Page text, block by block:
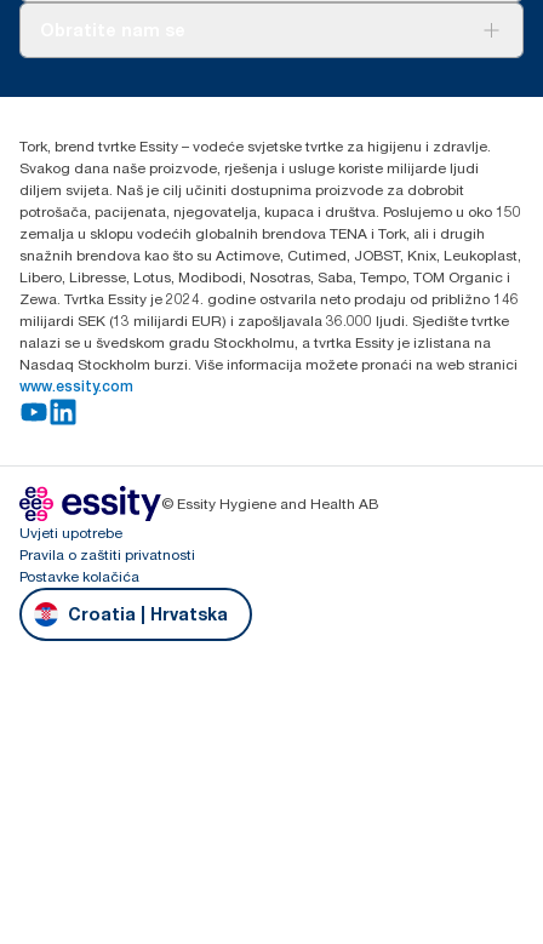
+385 913 900 004
H-1021 Budapest
Budakeszi út 51.
Tork, brend tvrtke Essity – vodeće svjetske tvrtke za higijenu i zdravlje.
Svakog dana naše proizvode, rješenja i usluge koriste milijarde ljudi
diljem svijeta. Naš je cilj učiniti dostupnima proizvode za dobrobit
potrošača, pacijenata, njegovatelja, kupaca i društva. Poslujemo u oko 150
zemalja u sklopu vodećih globalnih brendova TENA i Tork, ali i drugih
snažnih brendova kao što su Actimove, Cutimed, JOBST, Knix, Leukoplast,
Libero, Libresse, Lotus, Modibodi, Nosotras, Saba, Tempo, TOM Organic i
Zewa. Tvrtka Essity je 2024. godine ostvarila neto prodaju od približno 146
milijardi SEK (13 milijardi EUR) i zapošljavala 36.000 ljudi. Sjedište tvrtke
nalazi se u švedskom gradu Stockholmu, a tvrtka Essity je izlistana na
Nasdaq Stockholm burzi. Više informacija možete pronaći na web stranici
www.essity.com
© Essity Hygiene and Health AB
Uvjeti upotrebe
Pravila o zaštiti privatnosti
Postavke kolačića
Croatia | Hrvatska